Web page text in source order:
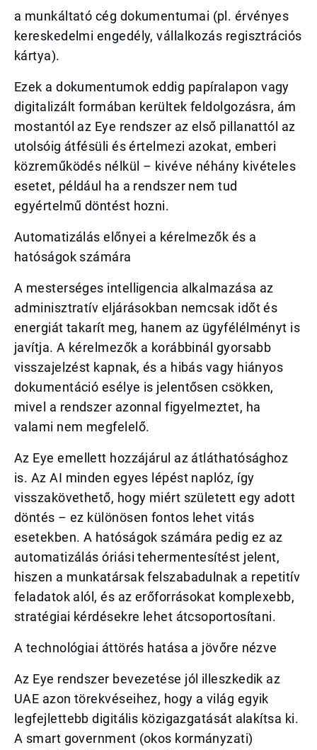
a munkáltató cég dokumentumai (pl. érvényes
kereskedelmi engedély, vállalkozás regisztrációs
kártya).
Ezek a dokumentumok eddig papíralapon vagy
digitalizált formában kerültek feldolgozásra, ám
mostantól az Eye rendszer az első pillanattól az
utolsóig átfésüli és értelmezi azokat, emberi
közreműködés nélkül – kivéve néhány kivételes
esetet, például ha a rendszer nem tud
egyértelmű döntést hozni.
Automatizálás előnyei a kérelmezők és a
hatóságok számára
A mesterséges intelligencia alkalmazása az
adminisztratív eljárásokban nemcsak időt és
energiát takarít meg, hanem az ügyfélélményt is
javítja. A kérelmezők a korábbinál gyorsabb
visszajelzést kapnak, és a hibás vagy hiányos
dokumentáció esélye is jelentősen csökken,
mivel a rendszer azonnal figyelmeztet, ha
valami nem megfelelő.
Az Eye emellett hozzájárul az átláthatósághoz
is. Az AI minden egyes lépést naplóz, így
visszakövethető, hogy miért született egy adott
döntés – ez különösen fontos lehet vitás
esetekben. A hatóságok számára pedig ez az
automatizálás óriási tehermentesítést jelent,
hiszen a munkatársak felszabadulnak a repetitív
feladatok alól, és az erőforrásokat komplexebb,
stratégiai kérdésekre lehet átcsoportosítani.
A technológiai áttörés hatása a jövőre nézve
Az Eye rendszer bevezetése jól illeszkedik az
UAE azon törekvéseihez, hogy a világ egyik
legfejlettebb digitális közigazgatását alakítsa ki.
A smart government (okos kormányzati)